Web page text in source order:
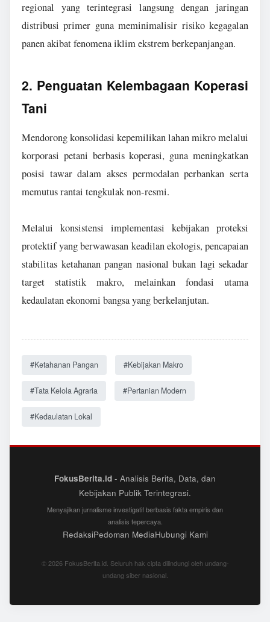
regional yang terintegrasi langsung dengan jaringan
distribusi primer guna meminimalisir risiko kegagalan
panen akibat fenomena iklim ekstrem berkepanjangan.
2. Penguatan Kelembagaan Koperasi
Tani
Mendorong konsolidasi kepemilikan lahan mikro melalui
korporasi petani berbasis koperasi, guna meningkatkan
posisi tawar dalam akses permodalan perbankan serta
memutus rantai tengkulak non-resmi.
Melalui konsistensi implementasi kebijakan proteksi
protektif yang berwawasan keadilan ekologis, pencapaian
stabilitas ketahanan pangan nasional bukan lagi sekadar
target statistik makro, melainkan fondasi utama
kedaulatan ekonomi bangsa yang berkelanjutan.
#Ketahanan Pangan #Kebijakan Makro
#Tata Kelola Agraria #Pertanian Modern
#Kedaulatan Lokal
FokusBerita.id - Analisis Berita, Data, dan
Kebijakan Publik Terintegrasi.
Menyajikan jurnalisme investigatif berbasis fakta empiris dan
analisis tepercaya.
RedaksiPedoman MediaHubungi Kami
© 2026 FokusBerita.id. Seluruh hak cipta dilindungi oleh undang-
undang siber nasional.